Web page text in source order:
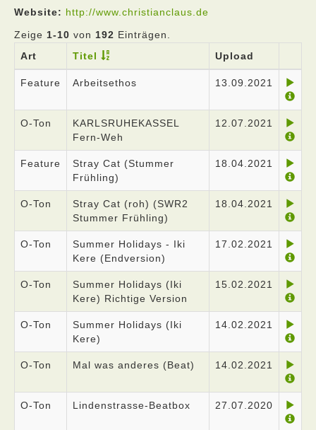
Website: http://www.christianclaus.de
Zeige 1-10 von 192 Einträgen.
Art
Titel Upload
Feature Arbeitsethos 13.09.2021
O-Ton
KARLSRUHEKASSEL
Fern-Weh
12.07.2021
Feature
Stray Cat (Stummer
Frühling)
18.04.2021
O-Ton
Stray Cat (roh) (SWR2
Stummer Frühling)
18.04.2021
O-Ton
Summer Holidays - Iki
Kere (Endversion)
17.02.2021
O-Ton
Summer Holidays (Iki
Kere) Richtige Version
15.02.2021
O-Ton
Summer Holidays (Iki
Kere)
14.02.2021
O-Ton Mal was anderes (Beat) 14.02.2021
O-Ton Lindenstrasse-Beatbox 27.07.2020